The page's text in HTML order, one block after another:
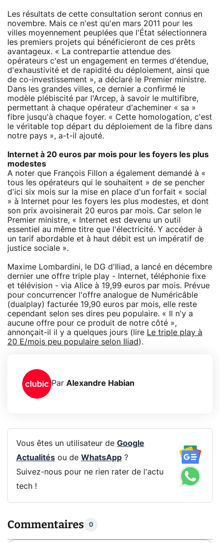
Les résultats de cette consultation seront connus en
novembre. Mais ce n'est qu'en mars 2011 pour les
villes moyennement peuplées que l'État sélectionnera
les premiers projets qui bénéficieront de ces prêts
avantageux. « La contrepartie attendue des
opérateurs c'est un engagement en termes d'étendue,
d'exhaustivité et de rapidité du déploiement, ainsi que
de co-investissement », a déclaré le Premier ministre.
Dans les grandes villes, ce dernier a confirmé le
modèle plébiscité par l'Arcep, à savoir le multifibre,
permettant à chaque opérateur d'acheminer « sa »
fibre jusqu'à chaque foyer. « Cette homologation, c'est
le véritable top départ du déploiement de la fibre dans
notre pays », a-t-il ajouté.
Internet à 20 euros par mois pour les foyers les plus
modestes
A noter que François Fillon a également demandé à «
tous les opérateurs qui le souhaitent » de se pencher
d'ici six mois sur la mise en place d'un forfait « social
» à Internet pour les foyers les plus modestes, et dont
son prix avoisinerait 20 euros par mois. Car selon le
Premier ministre, « Internet est devenu un outil
essentiel au même titre que l'électricité. Y accéder à
un tarif abordable et à haut débit est un impératif de
justice sociale ».
Maxime Lombardini, le DG d'Iliad, a lancé en décembre
dernier une offre triple play - Internet, téléphonie fixe
et télévision - via Alice à 19,99 euros par mois. Prévue
pour concurrencer l'offre analogue de Numéricâble
(dualplay) facturée 19,90 euros par mois, elle reste
cependant selon ses dires peu populaire. « Il n'y a
aucune offre pour ce produit de notre côté »,
annonçait-il il y a quelques jours (lire Le triple play à
20 E/mois peu populaire selon Iliad).
Par Alexandre Habian
Vous êtes un utilisateur de Google
Actualitésou de WhatsApp?
Suivez-nous pour ne rien rater de l'actu
tech !
Commentaires 0